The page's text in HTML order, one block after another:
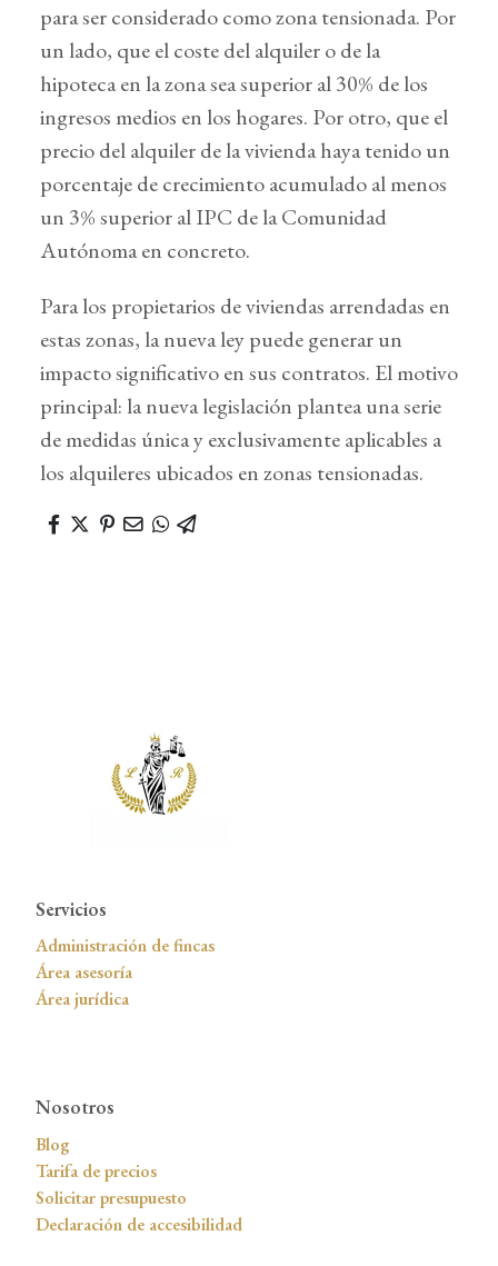
para ser considerado como zona tensionada. Por
un lado, que el coste del alquiler o de la
hipoteca en la zona sea superior al 30% de los
ingresos medios en los hogares. Por otro, que el
precio del alquiler de la vivienda haya tenido un
porcentaje de crecimiento acumulado al menos
un 3% superior al IPC de la Comunidad
Autónoma en concreto.
Para los propietarios de viviendas arrendadas en
estas zonas, la nueva ley puede generar un
impacto significativo en sus contratos. El motivo
principal: la nueva legislación plantea una serie
de medidas única y exclusivamente aplicables a
los alquileres ubicados en zonas tensionadas.
Servicios
Administración de fincas
Área asesoría
Área jurídica
Nosotros
Blog
Tarifa de precios
Solicitar presupuesto
Declaración de accesibilidad